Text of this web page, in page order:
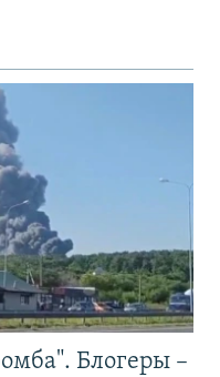
Блогеры –